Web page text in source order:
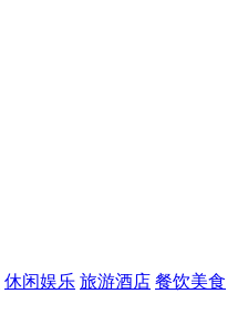
休闲娱乐 旅游酒店 餐饮美食